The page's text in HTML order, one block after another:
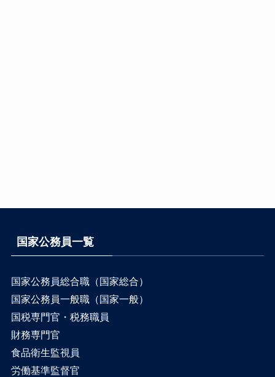
国家公務員一覧
国家公務員総合職（国家総合）
国家公務員一般職（国家一般）
国税専門官・税務職員
財務専門官
食品衛生監視員
労働基準監督官